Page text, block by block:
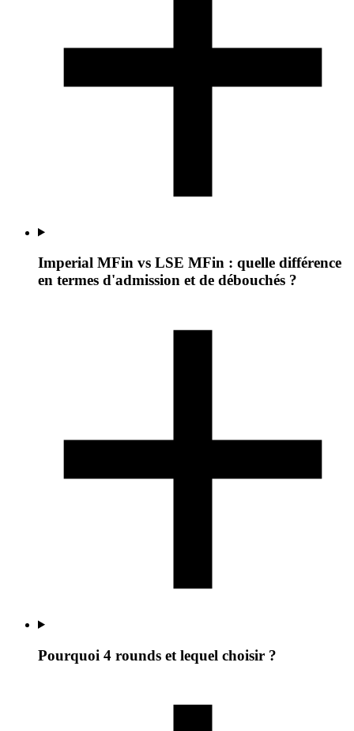
Imperial MFin vs LSE MFin : quelle différence
en termes d'admission et de débouchés ?
Pourquoi 4 rounds et lequel choisir ?